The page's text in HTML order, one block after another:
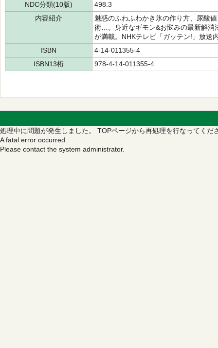
NDC分類(10版)
498.3
内容紹介
魅惑のふわふわかき氷の作り方、尿酸
術…。身近なギモン&お悩みの最新解消
が満載。NHKテレビ「ガッテン!」放送
ISBN
4-14-011355-4
ISBN13桁
978-4-14-011355-4
処理中に問題が発生しました。 TOPページから再処理を行なってくだ
A fatal error occurred.
Please contact the system administrator.